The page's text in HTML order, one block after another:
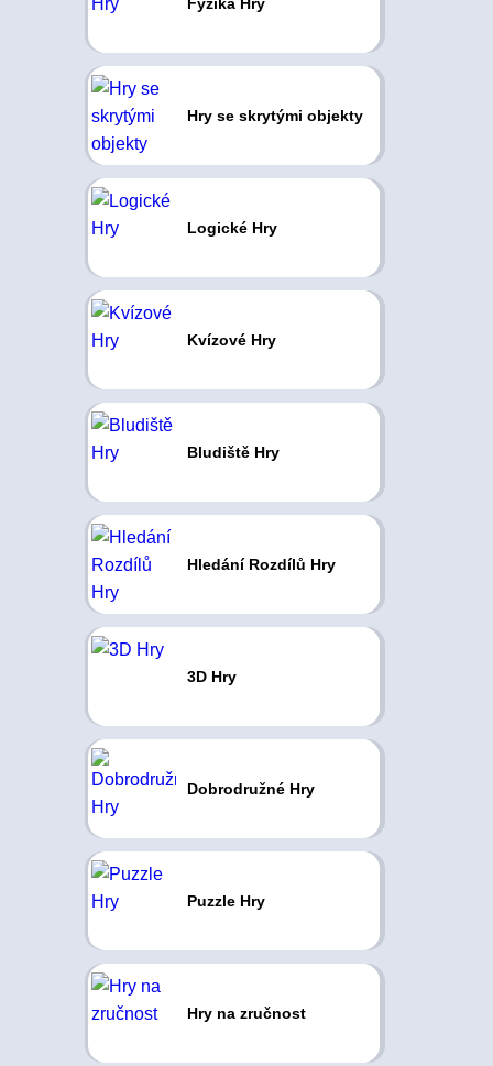
Hry se skrytými objekty
Logické Hry
Kvízové Hry
Bludiště Hry
Hledání Rozdílů Hry
3D Hry
Dobrodružné Hry
Puzzle Hry
Hry na zručnost